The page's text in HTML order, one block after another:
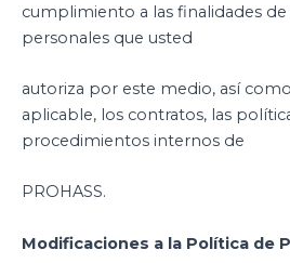
cumplimiento a las finalidades
personales que usted
autoriza por este medio, así
aplicable, los contratos, las
procedimientos internos de
PROHASS.
Modificaciones a la Política de